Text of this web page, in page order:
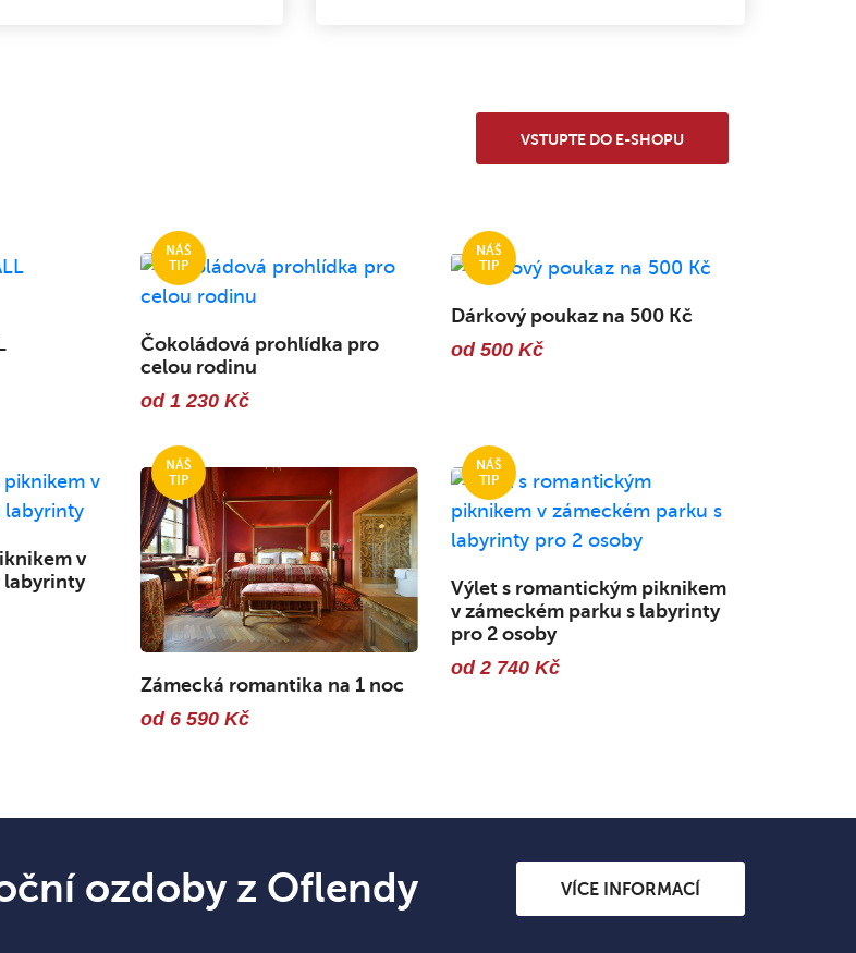
Čokoládová prohlídka pro
celou rodinu
od 1 230 Kč
Dárkový poukaz na 500 Kč
od 500 Kč
v
labyrinty
Zámecká romantika na 1 noc
od 6 590 Kč
Výlet s romantickým piknikem
v zámeckém parku s labyrinty
pro 2 osoby
od 2 740 Kč
VSTUPTE DO E-SHOPU
ozdoby z Oflendy VÍCE INFORMACÍ